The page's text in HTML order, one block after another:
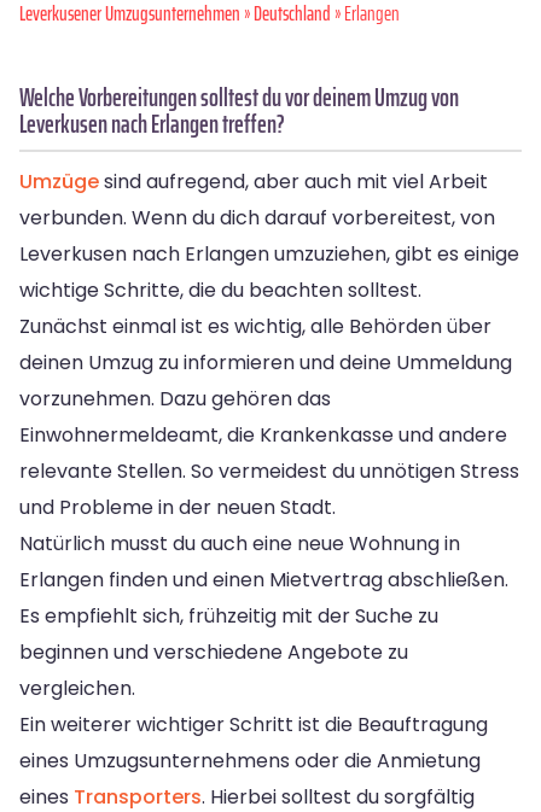
Leverkusener Umzugsunternehmen»Deutschland» Erlangen
Welche Vorbereitungen solltest du vor deinem Umzug von
Leverkusen nach Erlangen treffen?
Umzügesind aufregend, aber auch mit viel Arbeit
verbunden. Wenn du dich darauf vorbereitest, von
Leverkusen nach Erlangen umzuziehen, gibt es einige
wichtige Schritte, die du beachten solltest.
Zunächst einmal ist es wichtig, alle Behörden über
deinen Umzug zu informieren und deine Ummeldung
vorzunehmen. Dazu gehören das
Einwohnermeldeamt, die Krankenkasse und andere
relevante Stellen. So vermeidest du unnötigen Stress
und Probleme in der neuen Stadt.
Natürlich musst du auch eine neue Wohnung in
Erlangen finden und einen Mietvertrag abschließen.
Es empfiehlt sich, frühzeitig mit der Suche zu
beginnen und verschiedene Angebote zu
vergleichen.
Ein weiterer wichtiger Schritt ist die Beauftragung
eines Umzugsunternehmens oder die Anmietung
eines Transporters. Hierbei solltest du sorgfältig